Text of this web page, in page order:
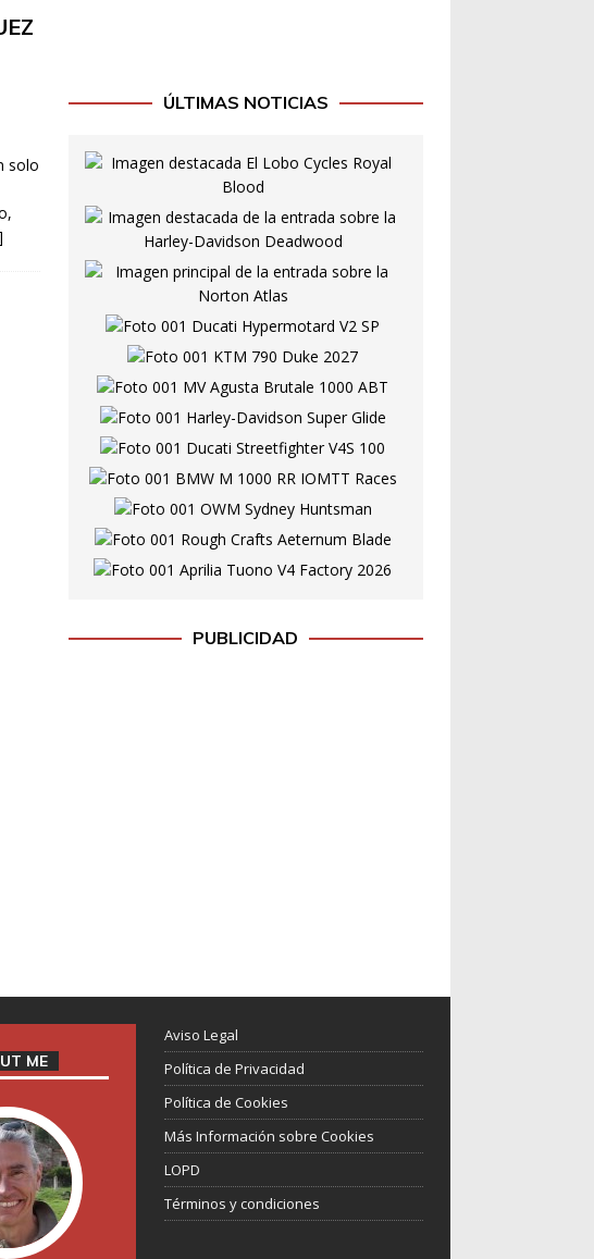
solo
ÚLTIMAS NOTICIAS
PUBLICIDAD
ME
Aviso Legal
Política de Privacidad
Política de Cookies
Más Información sobre Cookies
LOPD
Términos y condiciones